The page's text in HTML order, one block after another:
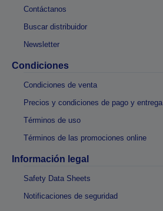
Contáctanos
Buscar distribuidor
Newsletter
Condiciones
Condiciones de venta
Precios y condiciones de pago y entrega
Términos de uso
Términos de las promociones online
Información legal
Safety Data Sheets
Notificaciones de seguridad